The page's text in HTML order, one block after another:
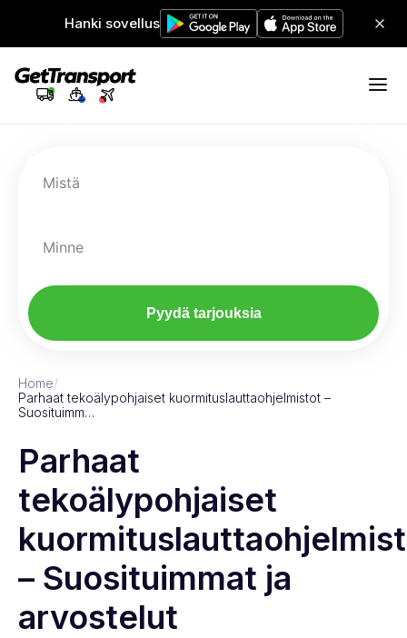
Hanki sovellus
Mistä
Minne
Pyydä tarjouksia
Home/
Parhaat tekoälypohjaiset kuormituslauttaohjelmistot –
Suosituimm…
Parhaat
tekoälypohjaiset
– Suosituimmat ja
arvostelut